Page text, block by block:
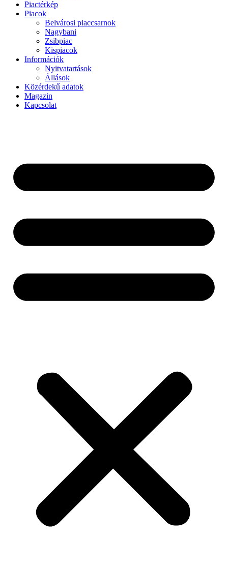
Piactérkép
Piacok
Belvárosi piaccsarnok
Nagybani
Zsibpiac
Kispiacok
Információk
Nyitvatartások
Állások
Közérdekű adatok
Magazin
Kapcsolat